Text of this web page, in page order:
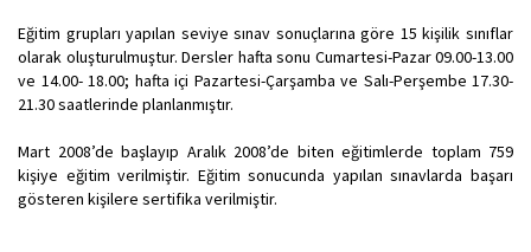
Eğitim grupları yapılan seviye sınav sonuçlarına göre 15 kişilik sınıflar
olarak oluşturulmuştur. Dersler hafta sonu Cumartesi-Pazar 09.00-13.00
ve 14.00- 18.00; hafta içi Pazartesi-Çarşamba ve Salı-Perşembe 17.30-
21.30 saatlerinde planlanmıştır.
Mart 2008’de başlayıp Aralık 2008’de biten eğitimlerde toplam 759
kişiye eğitim verilmiştir. Eğitim sonucunda yapılan sınavlarda başarı
gösteren kişilere sertifika verilmiştir.